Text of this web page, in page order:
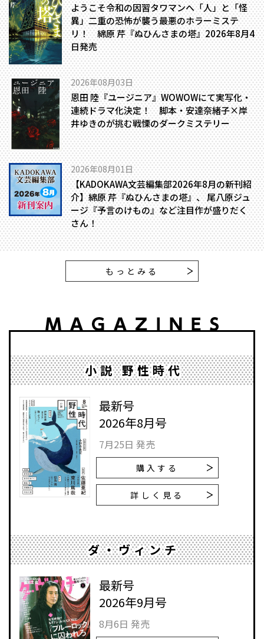
ようこそ令和の因習タワマンへ――「人」と「怪
異」二重の恐怖が襲う最悪のホラーミステ
リ！ 綿原 芹『ぬひんさまの塔』2026年8月4
日発売
2026年08月03日
恩田 陸『ユージニア』WOWOWにて実写化・
連続ドラマ化決定！ 脚本・安達奈緒子×岸
井ゆきのが挑む戦慄のダークミステリー
2026年08月01日
【KADOKAWA文芸編集部2026年8月の新刊紹
介】綿原 芹『ぬひんさまの塔』、 尾八原ジュ
ージ『予言のけもの』など注目作が盛りだく
さん！
もっとみる
小説 野性時代
最新号
2026年8月号
7月25日 発売
購入する
詳しく見る
ダ・ヴィンチ
最新号
2026年9月号
8月6日 発売